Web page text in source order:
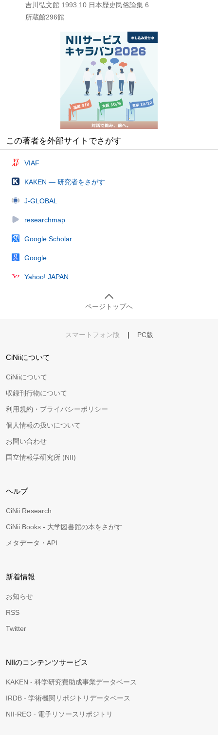
吉川弘文館 1993.10 日本歴史民俗論集 6
所蔵館296館
この著者を外部サイトでさがす
VIAF
KAKEN — 研究者をさがす
J-GLOBAL
researchmap
Google Scholar
Google
Yahoo! JAPAN
ページトップへ
スマートフォン版 | PC版
CiNiiについて
CiNiiについて
収録刊行物について
利用規約・プライバシーポリシー
個人情報の扱いについて
お問い合わせ
国立情報学研究所 (NII)
ヘルプ
CiNii Research
CiNii Books - 大学図書館の本をさがす
メタデータ・API
新着情報
お知らせ
RSS
Twitter
NIIのコンテンツサービス
KAKEN - 科学研究費助成事業データベース
IRDB - 学術機関リポジトリデータベース
NII-REO - 電子リソースリポジトリ